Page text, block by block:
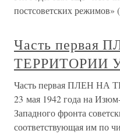
постсоветских
Часть первая
ТЕРРИТОРИИ
Часть первая ПЛЕН
23 мая 1942 года на
Западного фронта
соответствующая им по